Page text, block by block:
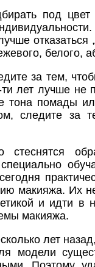
под цвет
отказаться
белого,
за тем,
лет лучше не
тона помады
следите за
стеснятся
макияжа. Их
и идти в
макияжа.
лет
модели